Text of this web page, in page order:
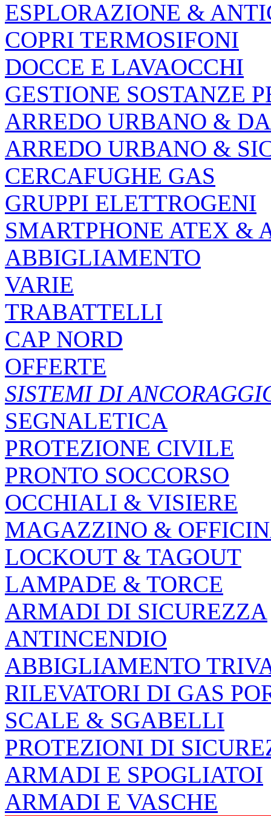
ESPLORAZIONE &
COPRI TERMOSIFONI
DOCCE E LAVAOCCHI
GESTIONE SOSTANZE
ARREDO URBANO &
ARREDO URBANO &
CERCAFUGHE GAS
GRUPPI ELETTROGENI
SMARTPHONE ATEX &
ABBIGLIAMENTO
VARIE
TRABATTELLI
CAP NORD
OFFERTE
SISTEMI DI
SEGNALETICA
PROTEZIONE CIVILE
PRONTO SOCCORSO
OCCHIALI & VISIERE
MAGAZZINO &
LOCKOUT & TAGOUT
LAMPADE & TORCE
ARMADI DI SICUREZZA
ANTINCENDIO
ABBIGLIAMENTO
RILEVATORI DI GAS
SCALE & SGABELLI
PROTEZIONI DI
ARMADI E SPOGLIATOI
ARMADI E VASCHE